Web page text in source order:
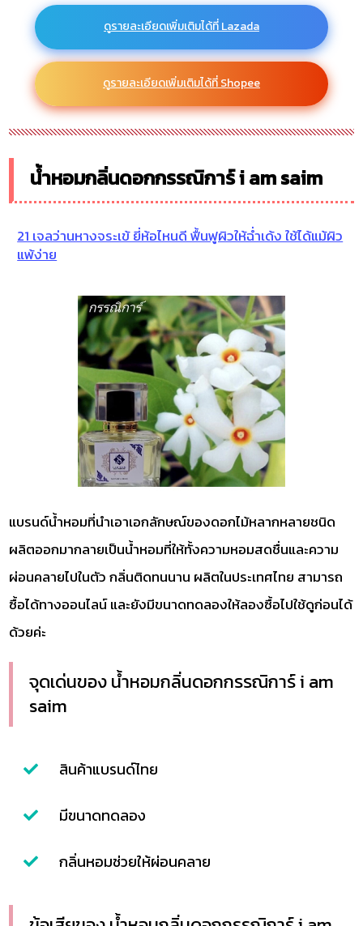
ดูรายละเอียดเพิ่มเติมได้ที่ Lazada
ดูรายละเอียดเพิ่มเติมได้ที่ Shopee
น้ำหอมกลิ่นดอกกรรณิการ์ i am saim
21 เจลว่านหางจระเข้ ยี่ห้อไหนดี ฟื้นฟูผิวให้ฉ่ำเด้ง ใช้ได้แม้ผิว
แพ้ง่าย
แบรนด์น้ำหอมที่นำเอาเอกลักษณ์ของดอกไม้หลากหลายชนิด
ผลิตออกมากลายเป็นน้ำหอมที่ให้ทั้งความหอมสดชื่นและความ
ผ่อนคลายไปในตัว กลิ่นติดทนนาน ผลิตในประเทศไทย สามารถ
ซื้อได้ทางออนไลน์ และยังมีขนาดทดลองให้ลองซื้อไปใช้ดูก่อนได้
ด้วยค่ะ
จุดเด่นของ น้ำหอมกลิ่นดอกกรรณิการ์ i am
saim
สินค้าแบรนด์ไทย
มีขนาดทดลอง
กลิ่นหอมช่วยให้ผ่อนคลาย